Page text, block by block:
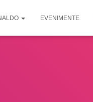
EVENIMENTE